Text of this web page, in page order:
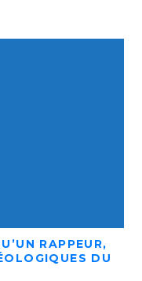
RAPPEUR,
DU